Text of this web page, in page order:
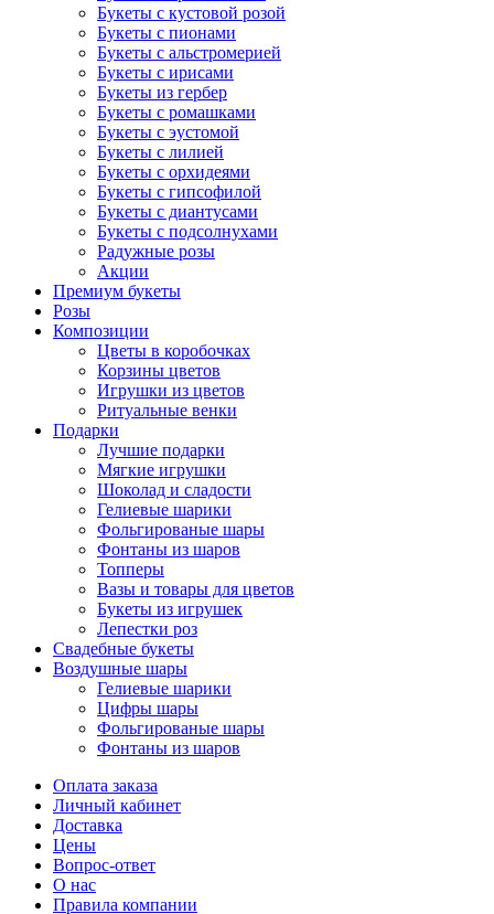
Букеты с кустовой розой
Букеты с пионами
Букеты с альстромерией
Букеты с ирисами
Букеты из гербер
Букеты с ромашками
Букеты с эустомой
Букеты с лилией
Букеты с орхидеями
Букеты с гипсофилой
Букеты с диантусами
Букеты с подсолнухами
Радужные розы
Акции
Премиум букеты
Розы
Композиции
Цветы в коробочках
Корзины цветов
Игрушки из цветов
Ритуальные венки
Подарки
Лучшие подарки
Мягкие игрушки
Шоколад и сладости
Гелиевые шарики
Фольгированые шары
Фонтаны из шаров
Топперы
Вазы и товары для цветов
Букеты из игрушек
Лепестки роз
Свадебные букеты
Воздушные шары
Гелиевые шарики
Цифры шары
Фольгированые шары
Фонтаны из шаров
Оплата заказа
Личный кабинет
Доставка
Цены
Вопрос-ответ
О нас
Правила компании